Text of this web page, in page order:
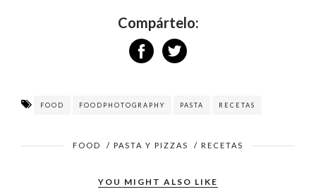
Compártelo:
FOOD FOODPHOTOGRAPHY PASTA RECETAS
FOOD / PASTA Y PIZZAS / RECETAS
YOU MIGHT ALSO LIKE